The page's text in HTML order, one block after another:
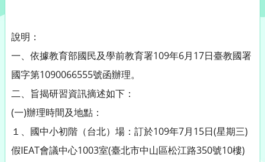
說明：
一、依據教育部國民及學前教育署109年6月17日臺教國署
國字第1090066555號函辦理。
二、旨揭研習資訊摘述如下：
(一)辦理時間及地點：
１、國中小初階（台北）場：訂於109年7月15日(星期三)
假IEAT會議中心1003室(臺北市中山區松江路350號10樓)